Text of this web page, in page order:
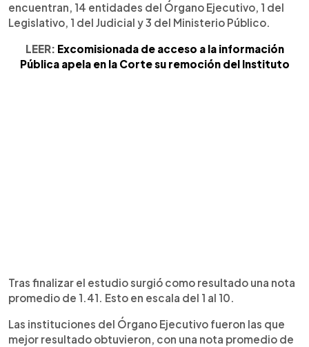
encuentran, 14 entidades del Órgano Ejecutivo, 1 del
Legislativo, 1 del Judicial y 3 del Ministerio Público.
LEER: Excomisionada de acceso a la información
Pública apela en la Corte su remoción del Instituto
Tras finalizar el estudio surgió como resultado una nota
promedio de 1.41. Esto en escala del 1 al 10.
Las instituciones del Órgano Ejecutivo fueron las que
mejor resultado obtuvieron, con una nota promedio de